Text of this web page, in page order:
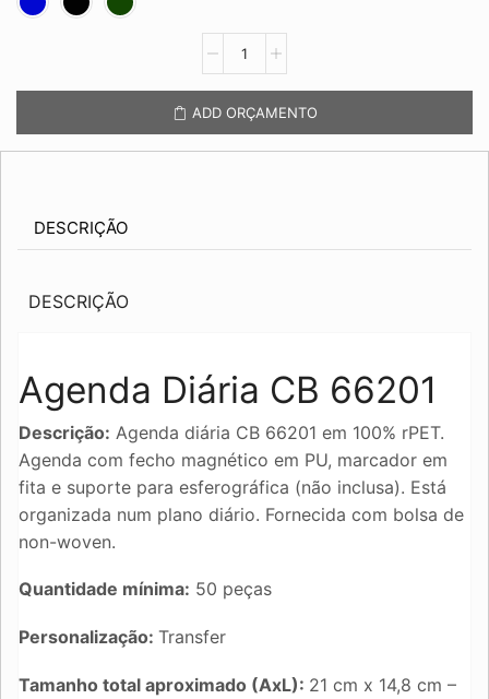
quantidade
ADD ORÇAMENTO
DESCRIÇÃO
DESCRIÇÃO
Agenda Diária CB 66201
Descrição: Agenda diária CB 66201 em 100% rPET.
Agenda com fecho magnético em PU, marcador em
fita e suporte para esferográfica (não inclusa). Está
organizada num plano diário. Fornecida com bolsa de
non-woven.
Quantidade mínima: 50 peças
Personalização: Transfer
Tamanho total aproximado (AxL): 21 cm x 14,8 cm –